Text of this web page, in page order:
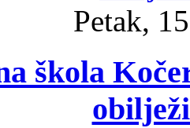
Petak,
škola